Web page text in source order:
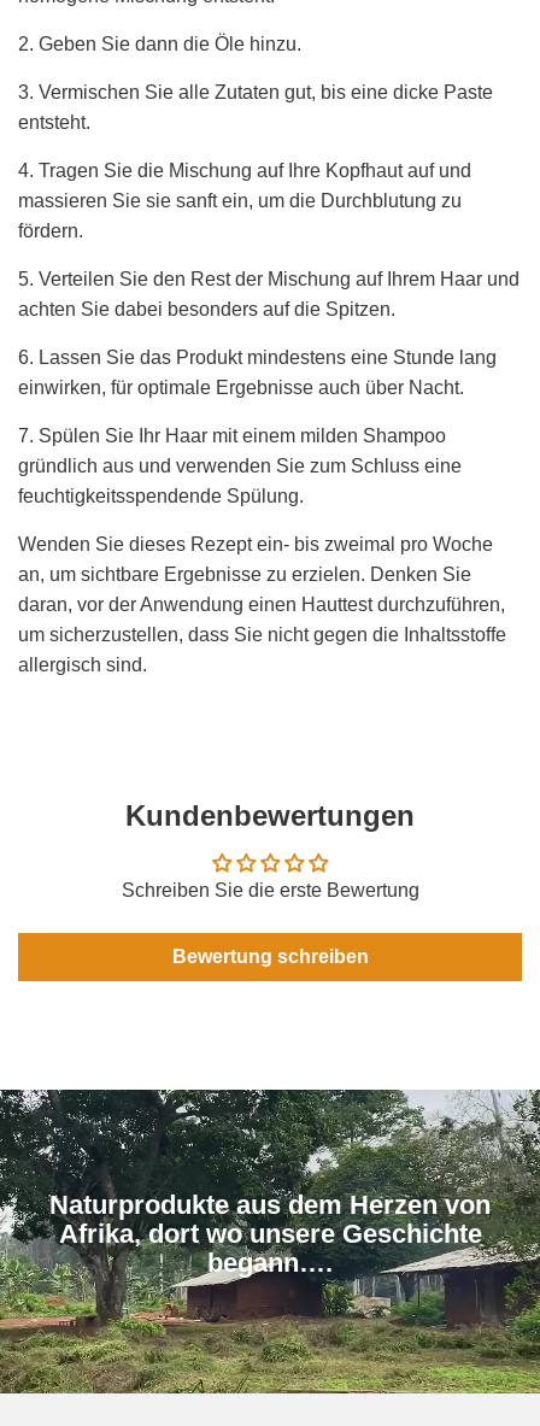
2. Geben Sie dann die Öle hinzu.
3. Vermischen Sie alle Zutaten gut, bis eine dicke Paste
entsteht.
4. Tragen Sie die Mischung auf Ihre Kopfhaut auf und
massieren Sie sie sanft ein, um die Durchblutung zu
fördern.
5. Verteilen Sie den Rest der Mischung auf Ihrem Haar und
achten Sie dabei besonders auf die Spitzen.
6. Lassen Sie das Produkt mindestens eine Stunde lang
einwirken, für optimale Ergebnisse auch über Nacht.
7. Spülen Sie Ihr Haar mit einem milden Shampoo
gründlich aus und verwenden Sie zum Schluss eine
feuchtigkeitsspendende Spülung.
Wenden Sie dieses Rezept ein- bis zweimal pro Woche
an, um sichtbare Ergebnisse zu erzielen. Denken Sie
daran, vor der Anwendung einen Hauttest durchzuführen,
um sicherzustellen, dass Sie nicht gegen die Inhaltsstoffe
allergisch sind.
Kundenbewertungen
Schreiben Sie die erste Bewertung
Bewertung schreiben
Naturprodukte aus dem Herzen von
Afrika, dort wo unsere Geschichte